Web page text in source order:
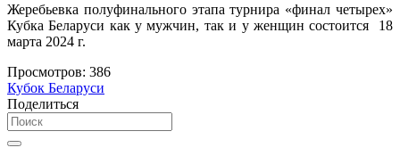
Жеребьевка полуфинального этапа турнира «финал четырех»
Кубка Беларуси как у мужчин, так и у женщин состоится 18
марта 2024 г.
Просмотров: 386
Кубок Беларуси
Поделиться